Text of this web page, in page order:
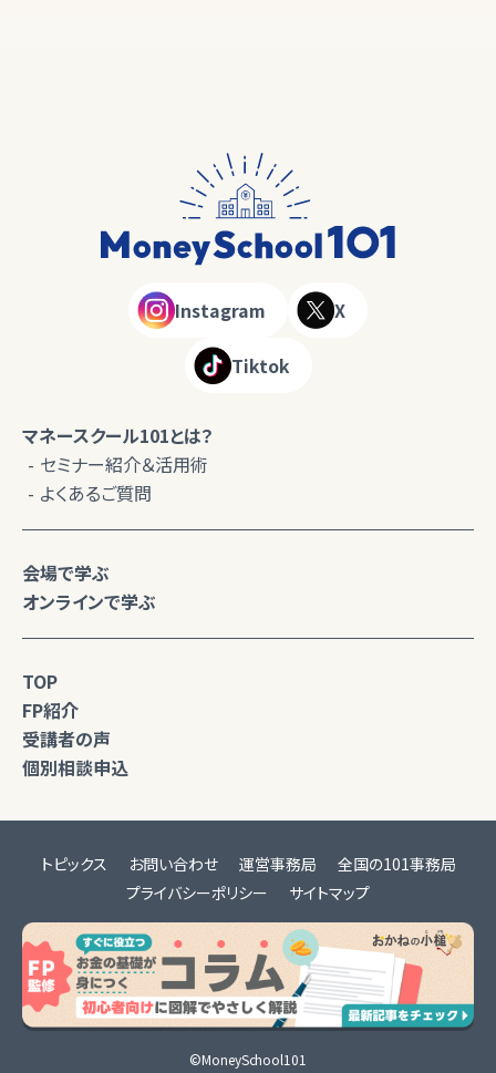
Instagram X
Tiktok
マネースクール101とは？
セミナー紹介＆活用術
よくあるご質問
会場で学ぶ
オンラインで学ぶ
TOP
FP紹介
受講者の声
個別相談申込
トピックス お問い合わせ 運営事務局
全国の101事務局
プライバシーポリシー
サイトマップ
©MoneySchool101